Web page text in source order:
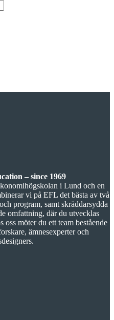
– since 1969
i Lund och en
vi på EFL det bästa av två
program, samt skräddarsydda
omfattning, där du utvecklas
möter du ett team bestående
ämnesexperter och